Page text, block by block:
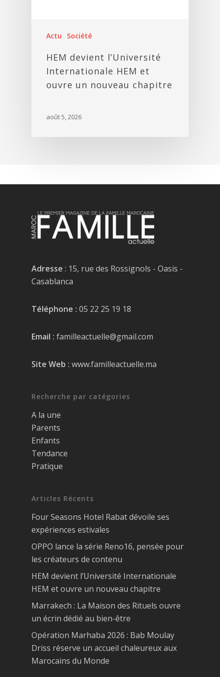
Actu Société
HEM devient l’Université
Internationale HEM et
ouvre un nouveau chapitre
août 5, 2026
Adresse : 15, rue des Rossignols - Oasis -
Casablanca
Téléphone : 05 22 25 19 18
Email : familleactuelle@gmail.com
Site Web : www.familleactuelle.ma
Recherche par catégories
A la une
Parents
Enfants
Tendance
Pratique
Articles Récents
Four Seasons Hotel Rabat dévoile ses
expériences estivales
OPPO lance la série Reno16, pensée pour
les créateurs de contenu
HEM devient l’Université Internationale
HEM et ouvre un nouveau chapitre
Marrakech : La Maison des Rituels ouvre
un écrin dédié au bien-être
Opération Marhaba 2026 : Bab Moulay
Driss réserve un accueil chaleureux aux
Marocains du Monde